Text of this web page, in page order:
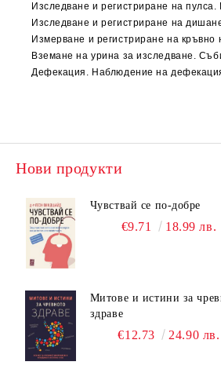
Изследване и регистриране на
Изследване и регистриране на
Измерване и регистриране на
Вземане на урина за изследване.
Дефекация. Наблюдение на
Нови продукти
Чувствай се по-добре
€9.71 18.99 лв.
Митове и истини за
здраве
€12.73 24.90 лв.